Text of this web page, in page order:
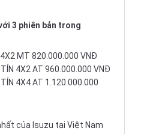
3 phiên bản trong
MT 820.000.000 VNĐ
4X2 AT 960.000.000 VNĐ
4X4 AT 1.120.000.000
của Isuzu tại Việt Nam